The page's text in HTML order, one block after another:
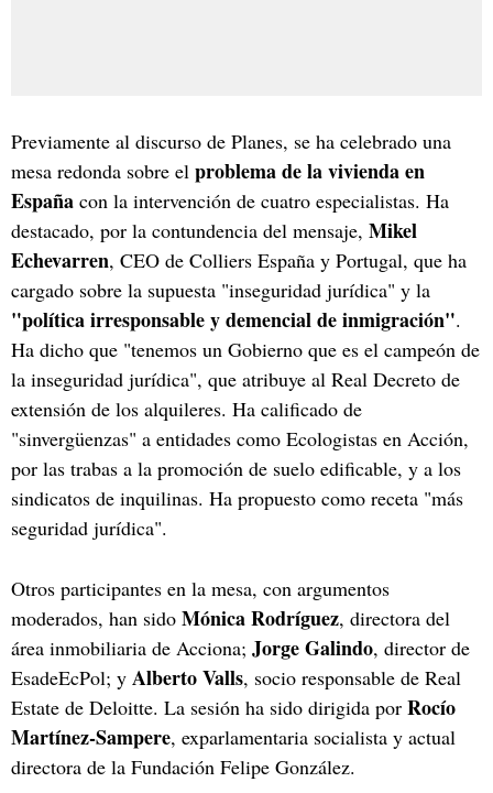
Previamente al discurso de Planes, se ha celebrado una
mesa redonda sobre el problema de la vivienda en
España con la intervención de cuatro especialistas. Ha
destacado, por la contundencia del mensaje, Mikel
Echevarren, CEO de Colliers España y Portugal, que ha
cargado sobre la supuesta "inseguridad jurídica" y la
"política irresponsable y demencial de inmigración".
Ha dicho que "tenemos un Gobierno que es el campeón de
la inseguridad jurídica", que atribuye al Real Decreto de
extensión de los alquileres. Ha calificado de
"sinvergüenzas" a entidades como Ecologistas en Acción,
por las trabas a la promoción de suelo edificable, y a los
sindicatos de inquilinas. Ha propuesto como receta "más
seguridad jurídica".
Otros participantes en la mesa, con argumentos
moderados, han sido Mónica Rodríguez, directora del
área inmobiliaria de Acciona; Jorge Galindo, director de
EsadeEcPol; y Alberto Valls, socio responsable de Real
Estate de Deloitte. La sesión ha sido dirigida por Rocío
Martínez-Sampere, exparlamentaria socialista y actual
directora de la Fundación Felipe González.